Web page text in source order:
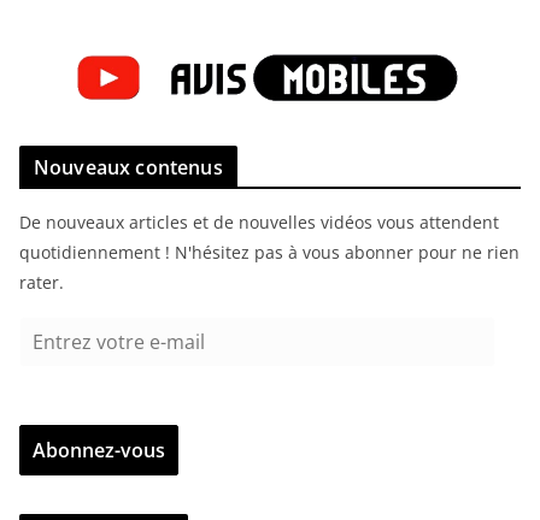
Nouveaux contenus
De nouveaux articles et de nouvelles vidéos vous attendent
quotidiennement ! N'hésitez pas à vous abonner pour ne rien
rater.
r
z
v
Abonnez-vous